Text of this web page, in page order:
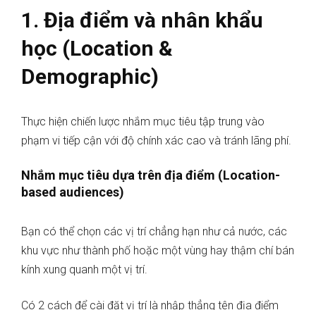
1. Địa điểm và nhân khẩu
học (Location &
Demographic)
Thực hiện chiến lược nhắm mục tiêu tập trung vào
phạm vi tiếp cận với độ chính xác cao và tránh lãng phí.
Nhắm mục tiêu dựa trên địa điểm (Location-
based audiences)
Bạn có thể chọn các vị trí chẳng hạn như cả nước, các
khu vực như thành phố hoặc một vùng hay thậm chí bán
kính xung quanh một vị trí.
Có 2 cách để cài đặt vị trí là nhập thẳng tên địa điểm